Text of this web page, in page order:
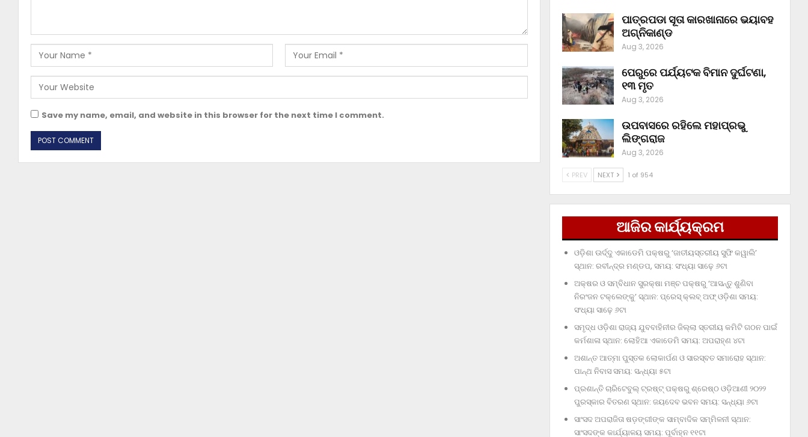
Save my name, email, and website in this browser for the next time I comment.
ପାତ୍ରପଡା ସୂତା କାରଖାନାରେ ଭୟାବହ
ଅଗ୍ନିକାଣ୍ଡ
Aug 3, 2026
ପେରୁରେ ପର୍ଯ୍ୟଟକ ବିମାନ ଦୁର୍ଘଟଣା,
୧୩ ମୃତ
Aug 3, 2026
ଉପବାସରେ ରହିଲେ ମହାପ୍ରଭୁ
ଲିଙ୍ଗରାଜ
Aug 3, 2026
PREV NEXT 1 of 954
ଆଜିର କାର୍ଯ୍ୟକ୍ରମ
ଓଡ଼ିଶା ଊର୍ଦ୍ଦୁ ଏକାଡେମି ପକ୍ଷରୁ ‘ଜାତୀୟସ୍ତରୀୟ ସୁଫି କୱାଲି’
ସ୍ଥାନ: ରବୀନ୍ଦ୍ର ମଣ୍ଡପ, ସମୟ: ସଂଧ୍ୟା ସାଢ଼େ ୬ଟା
ଅକ୍ଷର ଓ ସମ୍ବିଧାନ ସୁରକ୍ଷା ମଞ୍ଚ ପକ୍ଷରୁ ‘ଆସନ୍ତୁ ଶୁଣିବା
ନିରଂଜନ ଟକ୍‌ଲେଙ୍କୁ’ ସ୍ଥାନ: ପ୍ରେସ୍‌ କ୍ଲବ୍‌ ଅଫ୍‌ ଓଡ଼ିଶା ସମୟ:
ସଂଧ୍ୟା ସାଢ଼େ ୬ଟା
ସମୃଦ୍ଧ ଓଡ଼ିଶା ରାଜ୍ୟ ଯୁବବାହିନୀର ଜିଲ୍ଲା ସ୍ତରୀୟ କମିଟି ଗଠନ ପାଇଁ
କର୍ମଶାଳା ସ୍ଥାନ: ଲୋହିଆ ଏକାଡେମି ସମୟ: ଅପରାହ୍‌ଣ ୪ଟା
ଅଶାନ୍ତ ଆତ୍ମା ପୁସ୍ତକ ଲୋକାର୍ପଣ ଓ ସାରସ୍ବତ ସମାରୋହ ସ୍ଥାନ:
ପାନ୍ଥ ନିବାସ ସମୟ: ସନ୍ଧ୍ୟା ୫ଟା
ପ୍ରଶାନ୍ତି ଚାରିଟେବୁଲ୍‌ ଟ୍ରଷ୍ଟ୍‌ ପକ୍ଷରୁ ଶ୍ରେଷ୍ଠ ଓଡ଼ିଆଣୀ ୨୦୨୨
ପୁରସ୍କାର ବିତରଣ ସ୍ଥାନ: ଜୟଦେବ ଭବନ ସମୟ: ସନ୍ଧ୍ୟା ୬ଟା
ସାଂସଦ ଅପରାଜିତା ଷଡ଼ଙ୍ଗୀଙ୍କ ସାମ୍ବାଦିକ ସମ୍ମିଳନୀ ସ୍ଥାନ:
ସାଂସଦଙ୍କ କାର୍ଯ୍ୟାଳୟ ସମୟ: ପୂର୍ବାହ୍ନ ୧୧ଟା